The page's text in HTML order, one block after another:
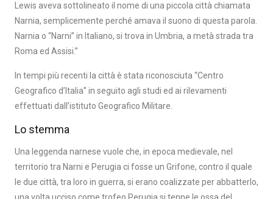
Lewis aveva sottolineato il nome di una piccola città chiamata
Narnia, semplicemente perché amava il suono di questa parola.
Narnia o “Narni” in Italiano, si trova in Umbria, a metà strada tra
Roma ed Assisi.”
In tempi più recenti la città è stata riconosciuta “Centro
Geografico d’Italia” in seguito agli studi ed ai rilevamenti
effettuati dall’istituto Geografico Militare.
Lo stemma
Una leggenda narnese vuole che, in epoca medievale, nel
territorio tra Narni e Perugia ci fosse un Grifone, contro il quale
le due città, tra loro in guerra, si erano coalizzate per abbatterlo,